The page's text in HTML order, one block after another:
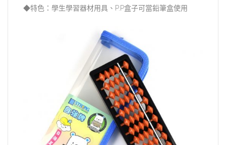
◆特色：學生學習器材用具、P.P盒子可當鉛筆盒使用